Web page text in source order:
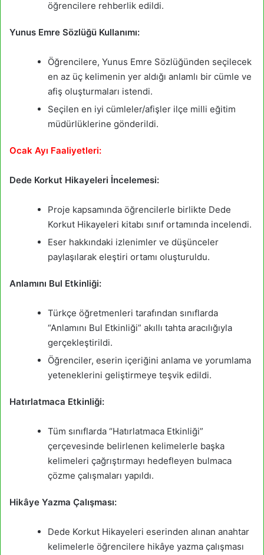
öğrencilere rehberlik edildi.
Yunus Emre Sözlüğü Kullanımı:
Öğrencilere, Yunus Emre Sözlüğünden seçilecek
en az üç kelimenin yer aldığı anlamlı bir cümle ve
afiş oluşturmaları istendi.
Seçilen en iyi cümleler/afişler ilçe milli eğitim
müdürlüklerine gönderildi.
Ocak Ayı Faaliyetleri:
Dede Korkut Hikayeleri İncelemesi:
Proje kapsamında öğrencilerle birlikte Dede
Korkut Hikayeleri kitabı sınıf ortamında incelendi.
Eser hakkındaki izlenimler ve düşünceler
paylaşılarak eleştiri ortamı oluşturuldu.
Anlamını Bul Etkinliği:
Türkçe öğretmenleri tarafından sınıflarda
“Anlamını Bul Etkinliği” akıllı tahta aracılığıyla
gerçekleştirildi.
Öğrenciler, eserin içeriğini anlama ve yorumlama
yeteneklerini geliştirmeye teşvik edildi.
Hatırlatmaca Etkinliği:
Tüm sınıflarda “Hatırlatmaca Etkinliği”
çerçevesinde belirlenen kelimelerle başka
kelimeleri çağrıştırmayı hedefleyen bulmaca
çözme çalışmaları yapıldı.
Hikâye Yazma Çalışması:
Dede Korkut Hikayeleri eserinden alınan anahtar
kelimelerle öğrencilere hikâye yazma çalışması